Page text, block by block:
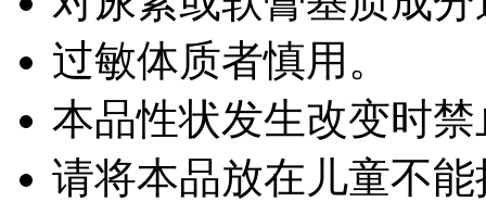
过敏体质者慎用。
本品性状发生改变时
请将本品放在儿童不